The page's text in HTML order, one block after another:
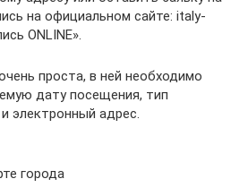
на официальном сайте: italy-
ONLINE».
проста, в ней необходимо
дату посещения, тип
электронный адрес.
города